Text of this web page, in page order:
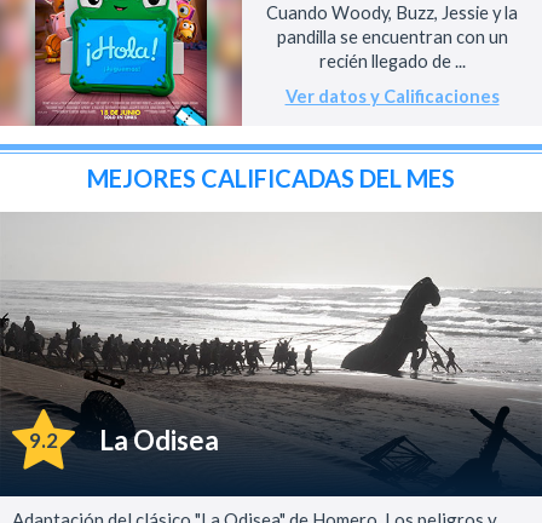
Cuando Woody, Buzz, Jessie y la
pandilla se encuentran con un
recién llegado de ...
Ver datos y Calificaciones
MEJORES CALIFICADAS DEL MES
9.2 La Odisea